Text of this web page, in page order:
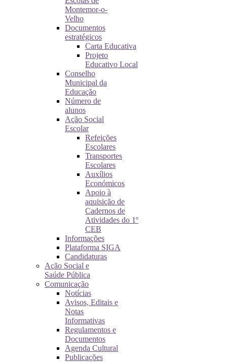
Montemor-o-
Velho
Documentos
estratégicos
Carta Educativa
Projeto
Educativo Local
Conselho
Municipal da
Educação
Número de
alunos
Ação Social
Escolar
Refeições
Escolares
Transportes
Escolares
Auxílios
Económicos
Apoio à
aquisição de
Cadernos de
Atividades do 1º
CEB
Informações
Plataforma SIGA
Candidaturas
Ação Social e
Saúde Pública
Comunicação
Notícias
Avisos, Editais e
Notas
Informativas
Regulamentos e
Documentos
Agenda Cultural
Publicações